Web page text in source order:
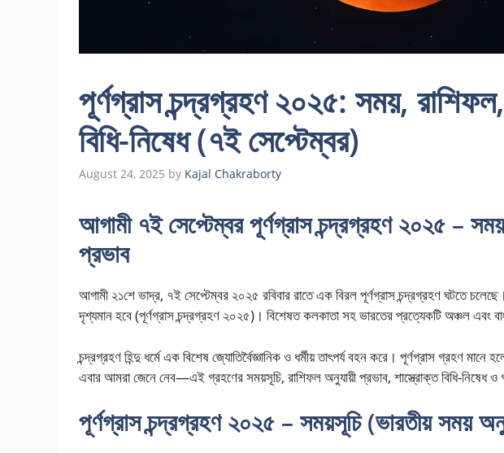
পূর্ণগ্রাস চন্দ্রগ্রহণ ২০২৫: সময়, রাশিফল,
বিধি-নিষেধ (৭ই সেপ্টেম্বর)
August 24, 2025 by Kajal Chakraborty
আগামী ৭ই সেপ্টেম্বর পূর্ণগ্রাস চন্দ্রগ্রহণ ২০২৫ –
প্রভাব
আগামী ২১শে ভাদ্র, ৭ই সেপ্টেম্বর ২০২৫ রবিবার রাতে এক বিরল পূর্ণগ্রাস চন্দ্রগ্রহণ ঘটতে
দৃশ্যমান হবে (পূর্ণগ্রাস চন্দ্রগ্রহণ ২০২৫)। বিশেষত কলকাতা সহ ভারতের প্রত্যেকটি অঞ্চল এবং
চন্দ্রগ্রহণ হিন্দু ধর্মে এক বিশেষ জ্যোতির্বৈজ্ঞানিক ও ধর্মীয় তাৎপর্য বহন করে। পূর্ণগ্রাস গ্রহণ মানে
এবার আমরা জেনে নেব—এই গ্রহণের সময়সূচি, রাশিফল অনুযায়ী প্রভাব, শাস্ত্রোক্ত বিধি-নিষেধ ও
পূর্ণগ্রাস চন্দ্রগ্রহণ ২০২৫ – সময়সূচি (ভারতীয় সময়